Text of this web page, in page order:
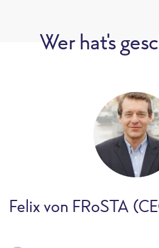
Wer hat's
Felix von FRoSTA